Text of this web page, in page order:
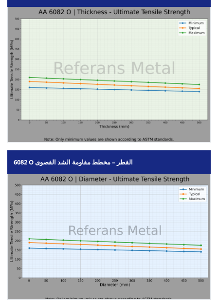
6082 O القطر – مخطط مقاومة الشد القصوى